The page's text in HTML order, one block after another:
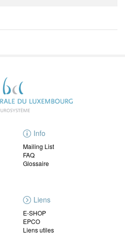
Info
Mailing List
FAQ
Glossaire
Liens
E-SHOP
EPCO
Liens utiles